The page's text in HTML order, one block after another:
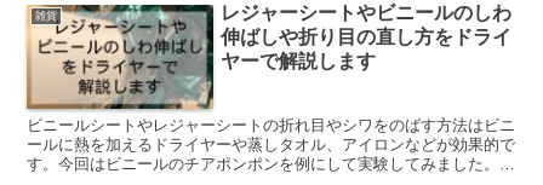
雑貨
レジャーシートやビニールのしわ
伸ばしや折り目の直し方をドライ
ヤーで解説します
ビニールシートやレジャーシートの折れ目やシワをのばす方法はビニ
ールに熱を加えるドライヤーや蒸しタオル、アイロンなどが効果的で
す。今回はビニールのチアポンポンを例にして実験してみました。ビ